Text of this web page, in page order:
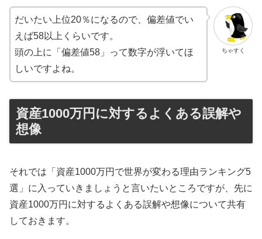
ちゃすく
だいたい上位20％になるので、偏差値でい
えば58以上くらいです。
頭の上に「偏差値58」って数字が浮いてほ
しいですよね。
資産1000万円に対するよくある誤解や
想像
それでは「資産1000万円で世界が変わる理由ランキング5
選」に入っていきましょうと言いたいところですが、先に
資産1000万円に対するよくある誤解や想像について共有
しておきます。